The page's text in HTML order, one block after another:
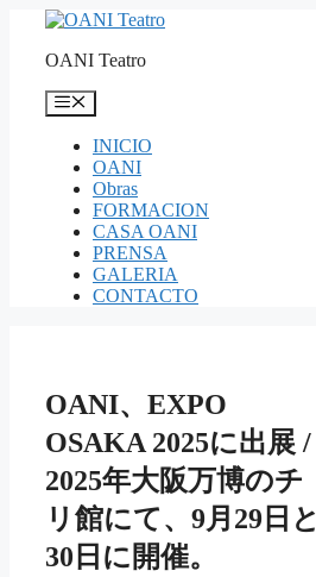
Saltar
contenido
OANI Teatro
Menú
INICIO
OANI
Obras
FORMACION
CASA OANI
PRENSA
GALERIA
CONTACTO
OANI、EXPO
OSAKA 2025に出展 /
2025年大阪万博のチ
リ館にて、9月29日と
30日に開催。